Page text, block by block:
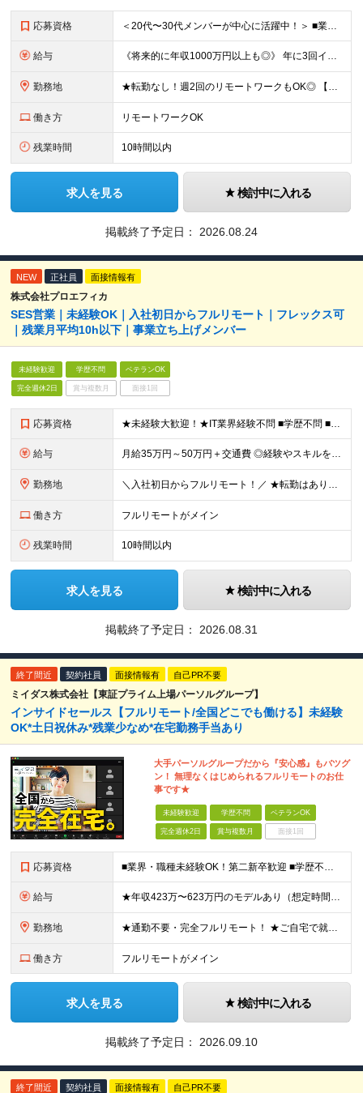
応募資格 ＜20代〜30代メンバーが中心に活躍中！＞ ■業界・職種未経験OK！第二新卒歓迎 ■学歴不問 ＜こんな方にピッタリです！＞ ・販売や接客の経験を活かしてオフィスワークデビューしたい方 ・厳しいノルマ
給与 《将来的に年収1000万円以上も◎》 年に3回インセンティブの支給タイミングがあります。 入社2年目で年間150万円のインセンティブをゲットしている先輩も◎ 個人のノルマはありませんが、チームで協力
勤務地 ★転勤なし！週2回のリモートワークもOK◎ 【本社】 東京都中央区日本橋蛎殻町1-8-2 ※(変更の範囲)上記を除く当社関連勤務地
働き方 リモートワークOK
残業時間 10時間以内
求人を見る 検討中に入れる
掲載終了予定日： 2026.08.24
NEW 正社員 面接情報有
株式会社プロエフィカ
SES営業｜未経験OK｜入社初日からフルリモート｜フレックス可
｜残業月平均10h以下｜事業立ち上げメンバー
未経験歓迎 学歴不問 ベテランOK
完全週休2日 賞与複数月 面接1回
応募資格 ★未経験大歓迎！★IT業界経験不問 ■学歴不問 ■未経験OK ★人材業界での経験や、SES経験をお持ちの方は優遇します ≪こんな方は今すぐご応募ください≫ □自由度の高い働き方がしたい □誰かの役
給与 月給35万円～50万円＋交通費 ◎経験やスキルを考慮し、最大限優遇します ◎上記月給は固定残業代月40時間分(月10万9,375～)を含みます。残業時間が超過した場合はその分追加支給します ◎試用期
勤務地 ＼入社初日からフルリモート！／ ★転勤はありません ★お客様先を訪問するときなどは直行直帰可 ■本社 東京都品川区西五反田3丁目15-6 リードシー目黒不動前ビル1-04 ※(変更の範囲)上記を
働き方 フルリモートがメイン
残業時間 10時間以内
求人を見る 検討中に入れる
掲載終了予定日： 2026.08.31
終了間近 契約社員 面接情報有 自己PR不要
ミイダス株式会社【東証プライム上場パーソルグループ】
インサイドセールス【フルリモート/全国どこでも働ける】未経験
OK*土日祝休み*残業少なめ*在宅勤務手当あり
大手パーソルグループだから『安心感』もバツグ
ン！ 無理なくはじめられるフルリモートのお仕
事です★
未経験歓迎 学歴不問 ベテランOK
完全週休2日 賞与複数月 面接1回
応募資格 ■業界・職種未経験OK！第二新卒歓迎 ■学歴不問 ■営業や販売サービス業・カスタマーサポートなど、顧客折衝経験をお持ちの方 ＜契約更新あり＞ 初回2ヵ月、2回目3ヵ月、3回目以降6ヵ月 ※目標の達
給与 ★年収423万〜623万円のモデルあり（想定時間外手当10時間分含む） ★半年に一度ドカンと支給のボーナスあり（半年に1度最大150万円） 月給25万円〜＋各種手当＋インセンティブ ＊リモートワーク
勤務地 ★通勤不要・完全フルリモート！ ★ご自宅で就業いただきます ……………………………………… 東京都品川区北品川5-1-18 住友不動産大崎ツインビル東館 ┗JR山手線・埼京線・湘南新宿ライン・りんかい
働き方 フルリモートがメイン
求人を見る 検討中に入れる
掲載終了予定日： 2026.09.10
終了間近 契約社員 面接情報有 自己PR不要